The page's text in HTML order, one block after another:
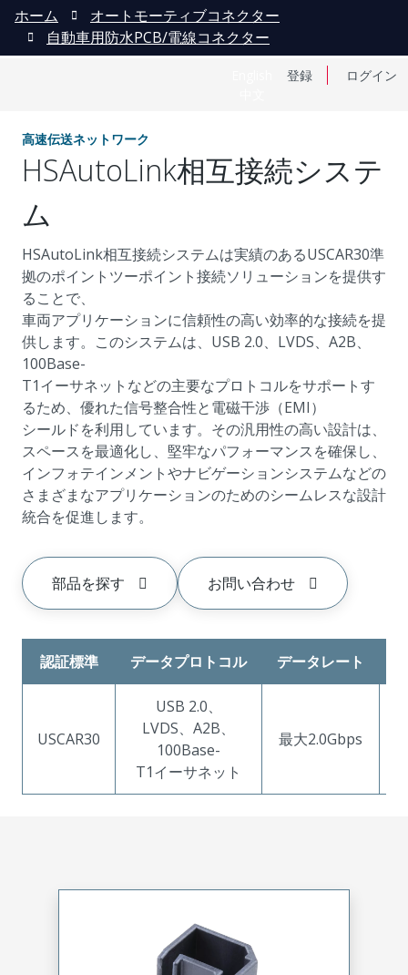
登録 ログイン
ホーム
オートモーティブコネクター
自動車用防水PCB/電線コネクター
高速伝送ネットワーク
HSAutoLink相互接続システ
ム
HSAutoLink相互接続システムは実績のあるUSCAR30準
拠のポイントツーポイント接続ソリューションを提供す
ることで、
車両アプリケーションに信頼性の高い効率的な接続を提
供します。このシステムは、USB 2.0、LVDS、A2B、
100Base-
T1イーサネットなどの主要なプロトコルをサポートす
るため、優れた信号整合性と電磁干渉（EMI）
シールドを利用しています。その汎用性の高い設計は、
スペースを最適化し、堅牢なパフォーマンスを確保し、
インフォテインメントやナビゲーションシステムなどの
さまざまなアプリケーションのためのシームレスな設計
統合を促進します。
部品を探す お問い合わせ
認証標準 データプロトコル データレート
USCAR30
USB 2.0、
LVDS、A2B、
100Base-
T1イーサネット
最大2.0Gbps